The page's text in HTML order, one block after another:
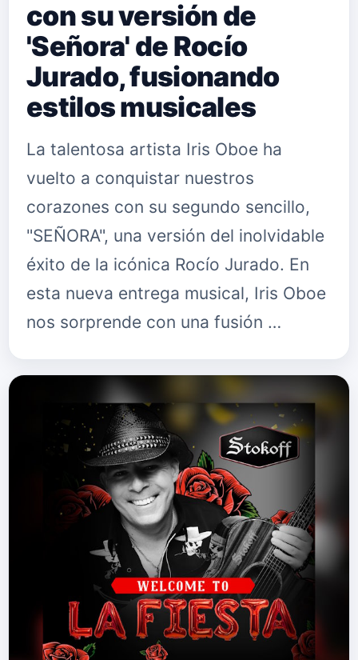
con su versión de
'Señora' de Rocío
Jurado, fusionando
estilos musicales
La talentosa artista Iris Oboe ha
vuelto a conquistar nuestros
corazones con su segundo sencillo,
"SEÑORA", una versión del inolvidable
éxito de la icónica Rocío Jurado. En
esta nueva entrega musical, Iris Oboe
nos sorprende con una fusión …